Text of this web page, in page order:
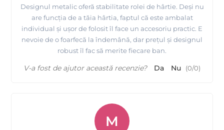
Designul metalic oferă stabilitate rolei de hârtie. Deși nu
are funcția de a tăia hârtia, faptul că este ambalat
individual și ușor de folosit îl face un accesoriu practic. E
nevoie de o foarfecă la îndemână, dar prețul și designul
robust îl fac să merite fiecare ban.
V-a fost de ajutor această recenzie? Da Nu (0/0)
M